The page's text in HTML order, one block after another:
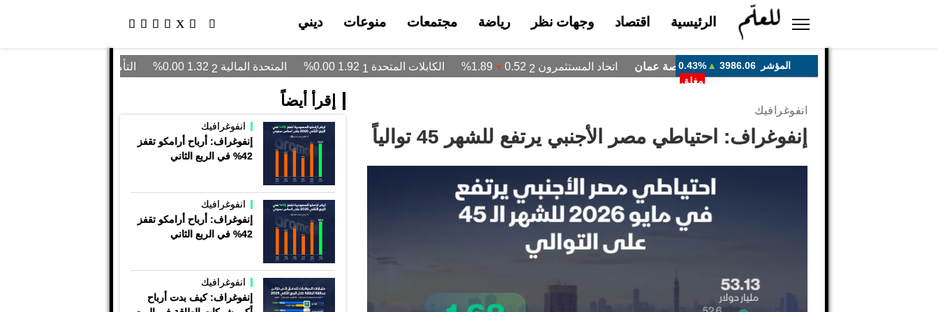
الرئيسية اقتصاد وجهات نظر رياضة مجتمعات منوعات ديني
انفوغرافيك
إنفوغراف: احتياطي مصر الأجنبي يرتفع للشهر 45 توالياً
إقرأ أيضاً
انفوغرافيك
إنفوغراف: أرباح أرامكو تقفز
42% في الربع الثاني
انفوغرافيك
إنفوغراف: أرباح أرامكو تقفز
42% في الربع الثاني
انفوغرافيك
إنفوغراف: كيف بدت أرباح